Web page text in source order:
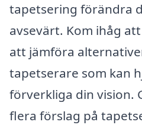
tapetsering förändra
avsevärt. Kom ihåg
att jämföra
tapetserare som kan
förverkliga din vision.
flera förslag på